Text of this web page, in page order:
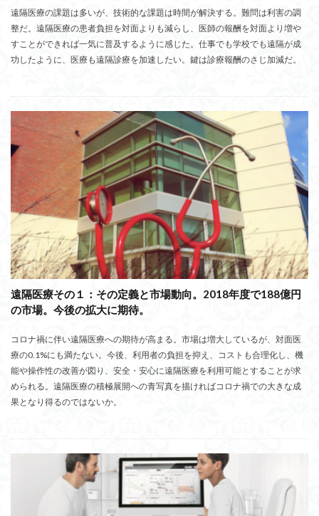
遠隔医療の課題は多いが、技術的な課題は時間が解決する。難問は利害の調
整だ。遠隔医療の患者負担を対面よりも減らし、医師の報酬を対面より増や
すことができれば一気に普及するように感じた。仕事でも学校でも遠隔が成
功したように、医療も遠隔診療を加速したい。鍵は診療報酬のさじ加減だ。
遠隔医療その１：その定義と市場動向。2018年度で188億円
の市場。今後の拡大に期待。
コロナ禍に伴い遠隔医療への期待が高まる。市場は増大しているが、対面医
療の0.1%にも満たない。今後、利用者の負担を抑え、コストも合理化し、機
能や操作性の改善が図り、安全・安心に遠隔医療を利用可能とすることが求
められる。遠隔医療の積極展開への青写真を描ければコロナ禍での大きな成
果となり得るのではないか。